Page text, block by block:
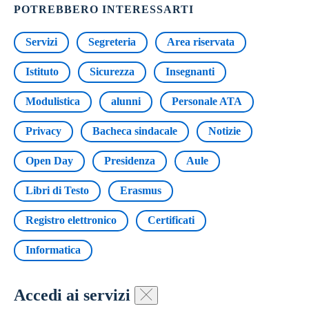
POTREBBERO INTERESSARTI
Servizi Segreteria Area riservata
Istituto Sicurezza Insegnanti
Modulistica alunni Personale ATA
Privacy Bacheca sindacale Notizie
Open Day Presidenza Aule
Libri di Testo Erasmus
Registro elettronico Certificati
Informatica
Accedi ai servizi